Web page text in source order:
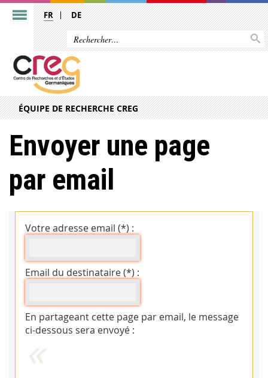
FR DE
ÉQUIPE DE RECHERCHE CREG
Envoyer une page
par email
Votre adresse email (*) :
Email du destinataire (*) :
En partageant cette page par email, le message
ci-dessous sera envoyé :